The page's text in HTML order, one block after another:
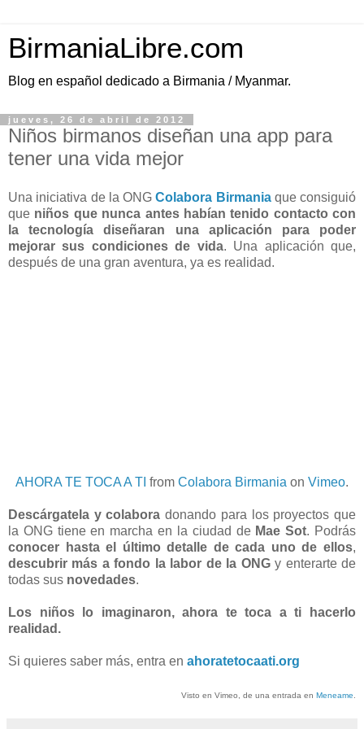
BirmaniaLibre.com
Blog en español dedicado a Birmania / Myanmar.
jueves, 26 de abril de 2012
Niños birmanos diseñan una app para
tener una vida mejor
Una iniciativa de la ONGColabora Birmaniaque consiguió
que niños que nunca antes habían tenido contacto con
la tecnología diseñaran una aplicación para poder
mejorar sus condiciones de vida. Una aplicación que,
después de una gran aventura, ya es realidad.
AHORA TE TOCA A TI from Colabora Birmania on Vimeo.
Descárgatela y colabora donando para los proyectos que
la ONG tiene en marcha en la ciudad de Mae Sot. Podrás
conocer hasta el último detalle de cada uno de ellos,
descubrir más a fondo la labor de la ONGy enterarte de
todas sus novedades.
Los niños lo imaginaron, ahora te toca a ti hacerlo
realidad.
Si quieres saber más, entra en ahoratetocaati.org
Visto en Vimeo, de una entrada en Meneame